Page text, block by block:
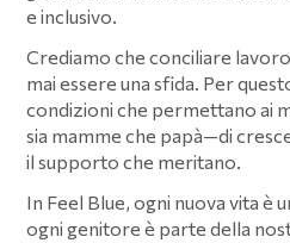
e inclusivo.
Crediamo che conciliare
mai essere una sfida. Per
condizioni che permettano ai
sia mamme che papà—di
il supporto che meritano.
In Feel Blue, ogni nuova vita è
ogni genitore è parte della